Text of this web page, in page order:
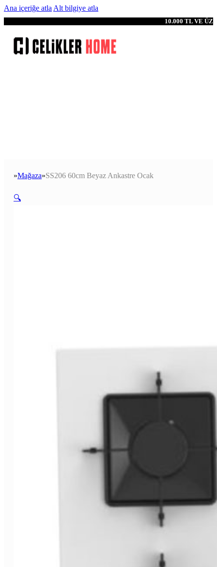
Ana içeriğe atla Alt bilgiye atla
10.000 TL VE
Anasayfa
Mağaza SS206 60cm Beyaz Ankastre Ocak
🔍